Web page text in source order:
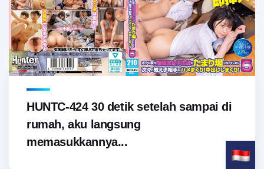
HUNTC-424 30 detik setelah sampai di
rumah, aku langsung
memasukkannya...